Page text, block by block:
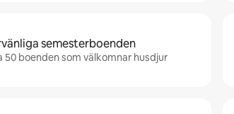
semesterboenden
50 boenden som välkomnar husdjur